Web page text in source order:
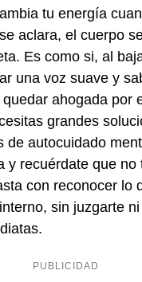
tu energía
aclara, el cuerpo
Es como si, al
una voz suave y
ahogada por
grandes
de autocuidado
y recuérdate que no
con reconocer lo
sin juzgarte